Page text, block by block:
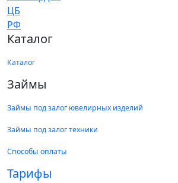
Каталог
Каталог
Займы
Займы под залог ювелирных изделий
Займы под залог техники
Способы оплаты
Тарифы